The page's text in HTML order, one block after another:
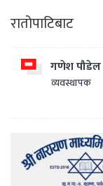
रातोपाटिबाट
गणेश पौडेल
व्यवस्थापक